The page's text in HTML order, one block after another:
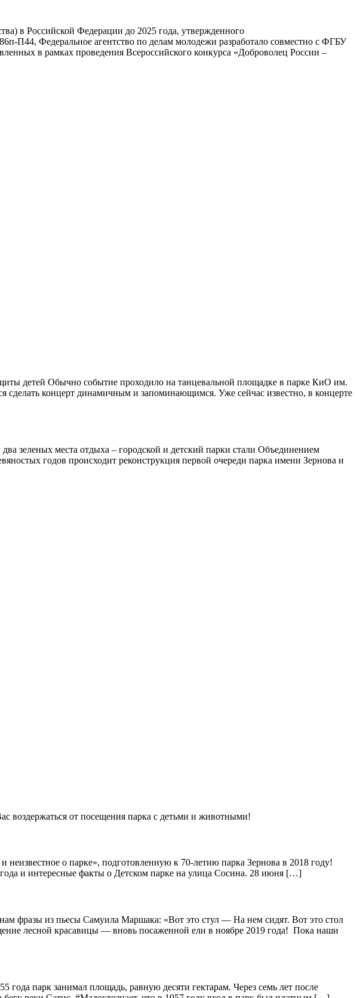
в Российской Федерации до 2025 года, утвержденного
П44, Федеральное агентство по делам молодежи разработало совместно с ФГБУ
в рамках проведения Всероссийского конкурса «Доброволец России –
детей Обычно событие проходило на танцевальной площадке в парке КиО им.
концерт динамичным и запоминающимся. Уже сейчас известно, в концерте
зеленых места отдыха – городской и детский парки стали Объединением
годов происходит реконструкция первой очереди парка имени Зернова и
воздержаться от посещения парка с детьми и животными!
о парке», подготовленную к 70-летию парка Зернова в 2018 году!
и интересные факты о Детском парке на улица Сосина. 28 июня […]
фразы из пьесы Самуила Маршака: «Вот это стул — На нем сидят. Вот это стол
лесной красавицы — вновь посаженной ели в ноябре 2019 года! Пока наши
парк занимал площадь, равную десяти гектарам. Через семь лет после